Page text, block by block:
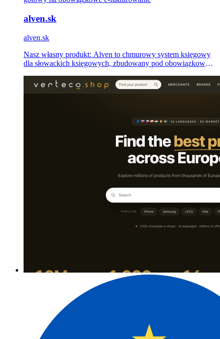
alven.sk
alven.sk
Nasz własny produkt: Alven to chmurowy system księgowy
dla słowackich księgowych, zbudowany pod obowiązkowe
faktury UBL 2.1, gotowy na Peppol, API-first.